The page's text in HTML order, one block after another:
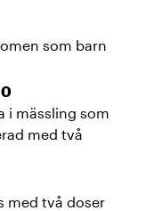
som barn
i mässling som
med två
med två doser